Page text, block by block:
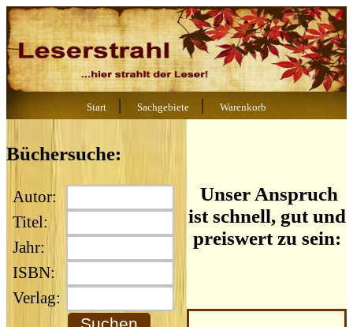
Start | Sachgebiete | Warenkorb
Büchersuche:
Autor:
Titel:
Jahr:
ISBN:
Verlag:
Unser Anspruch
ist schnell, gut und
preiswert zu sein: